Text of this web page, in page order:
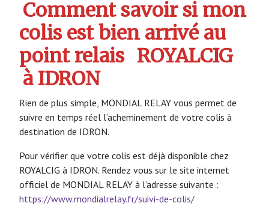
Comment savoir si mon
colis est bien arrivé au
point relais ROYALCIG
à IDRON
Rien de plus simple, MONDIAL RELAY vous permet de
suivre en temps réel l’acheminement de votre colis à
destination de IDRON.
Pour vérifier que votre colis est déjà disponible chez
ROYALCIG à IDRON. Rendez vous sur le site internet
officiel de MONDIAL RELAY à l’adresse suivante :
https://www.mondialrelay.fr/suivi-de-colis/